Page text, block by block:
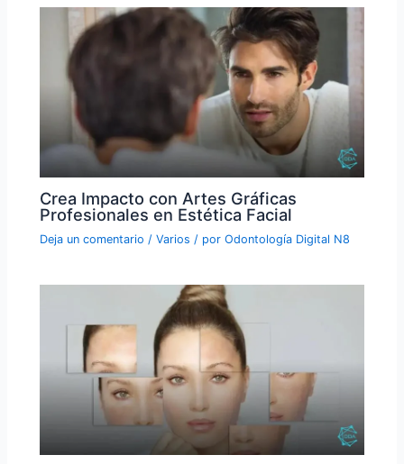
Crea Impacto con Artes Gráficas
Profesionales en Estética Facial
Deja un comentario /Varios / porOdontología Digital N8